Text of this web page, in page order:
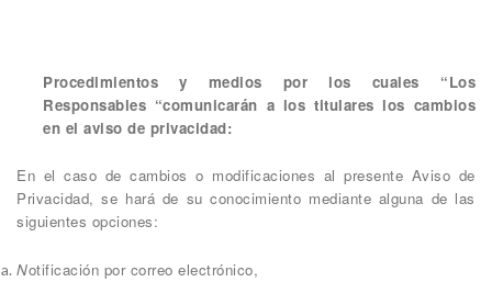
Procedimientos y medios por los cuales “Los
Responsables “comunicarán a los titulares los cambios
en el aviso de privacidad:
En el caso de cambios o modificaciones al presente Aviso de
Privacidad, se hará de su conocimiento mediante alguna de las
siguientes opciones:
Notificación por correo electrónico,